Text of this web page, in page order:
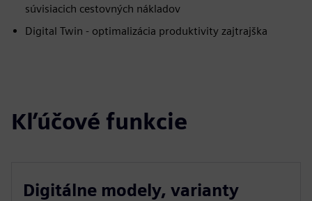
súvisiacich cestovných nákladov
Digital Twin - optimalizácia produktivity zajtrajška
Kľúčové funkcie
Digitálne modely, varianty